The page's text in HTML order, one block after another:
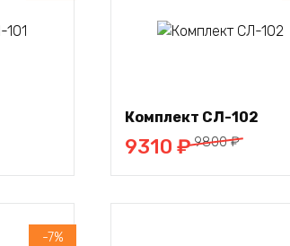
Комплект СЛ-102
9800₽
Первоначальная
9800 ₽.
9310 ₽
Текущая
-7%